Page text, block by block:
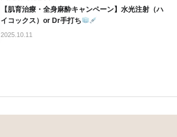
【肌育治療・全身麻酔キャンペーン】水光注射（ハ
イコックス）or Dr手打ち
2025.10.11